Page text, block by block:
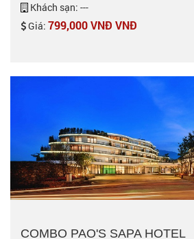
Khách sạn: ---
Giá: 799,000 VNĐ VNĐ
COMBO PAO'S SAPA HOTEL